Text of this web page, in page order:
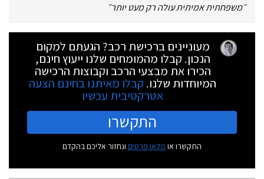
״משפחתית אמיתית עולה רק מעט יותר״
מעוניינים ברכישת רכב? הגעתם למקום
הנכון. קבלו מהמומחים שלנו ייעוץ חינם,
הכירו את מבצעי הרכב וקבוצות הרכישה
המיוחדות שלנו. קבלו מאיתנו בחינם הצעה
אטרקטיבית עכשיו
התקשרו
התקשרו או מלאו פרטים ונחזור אליכם בהקדם